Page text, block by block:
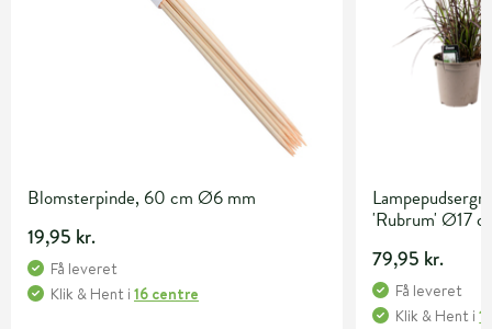
Blomsterpinde, 60 cm Ø6 mm
19,95 kr.
Få leveret
Klik & Hent i 16 centre
'Rubrum' Ø17
79,95 kr.
Få leveret
Klik & Hent i